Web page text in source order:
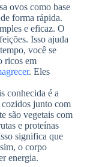
ovos como base
forma rápida.
e eficaz. O
Isso ajuda
você se
ricos em
. Eles
conhecida é a
junto com
são vegetais com
e proteínas
significa que
o corpo
energia.